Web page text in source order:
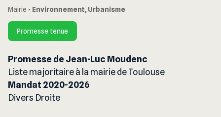
Mairie • Environnement, Urbanisme
Promesse tenue
Promesse de Jean-Luc Moudenc
Liste majoritaire à la mairie de Toulouse
Mandat 2020-2026
Divers Droite